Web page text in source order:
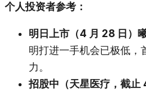
个人投资者参考：
明日上市（4 月 28 日）
明打进一手机会已极低，
力。
招股中（天星医疗，截止